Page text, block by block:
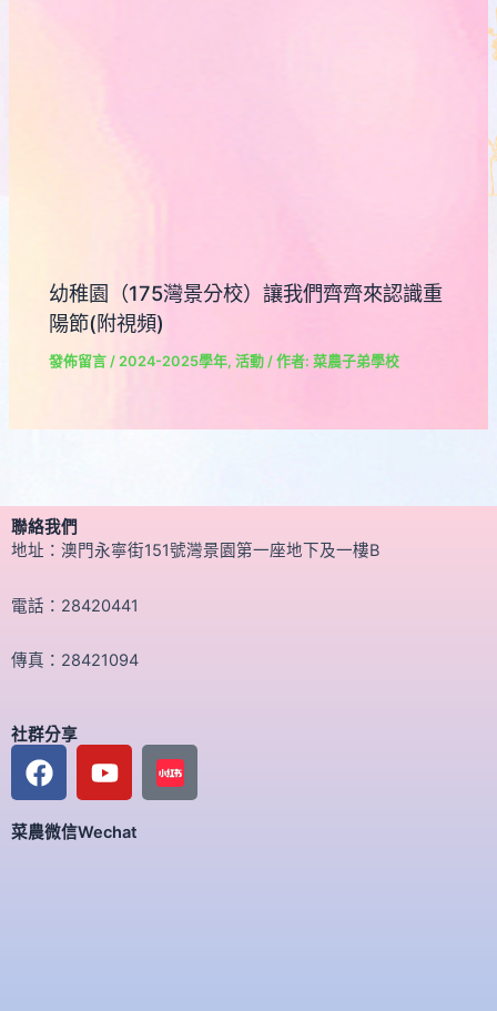
幼稚園（175灣景分校）讓我們齊齊來認識重
陽節(附視頻)
發佈留言 / 2024-2025學年,活動 / 作者:菜農子弟學校
聯絡我們
地址：澳門永寧街151號灣景園第一座地下及一樓B
電話：28420441
傳真：28421094
社群分享
F
a
e
Y
o
t
菜農微信Wechat